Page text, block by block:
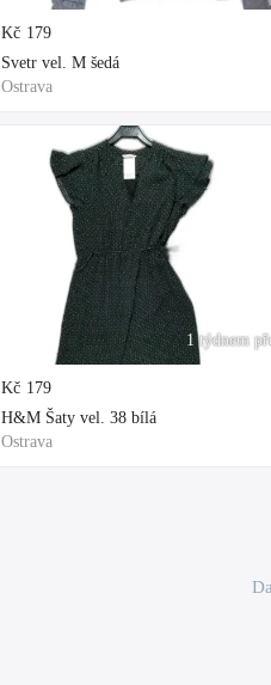
Kč 179
Svetr vel. M šedá
Ostrava
1 týdnem
Kč 179
H&M Šaty vel. 38 bílá
Ostrava